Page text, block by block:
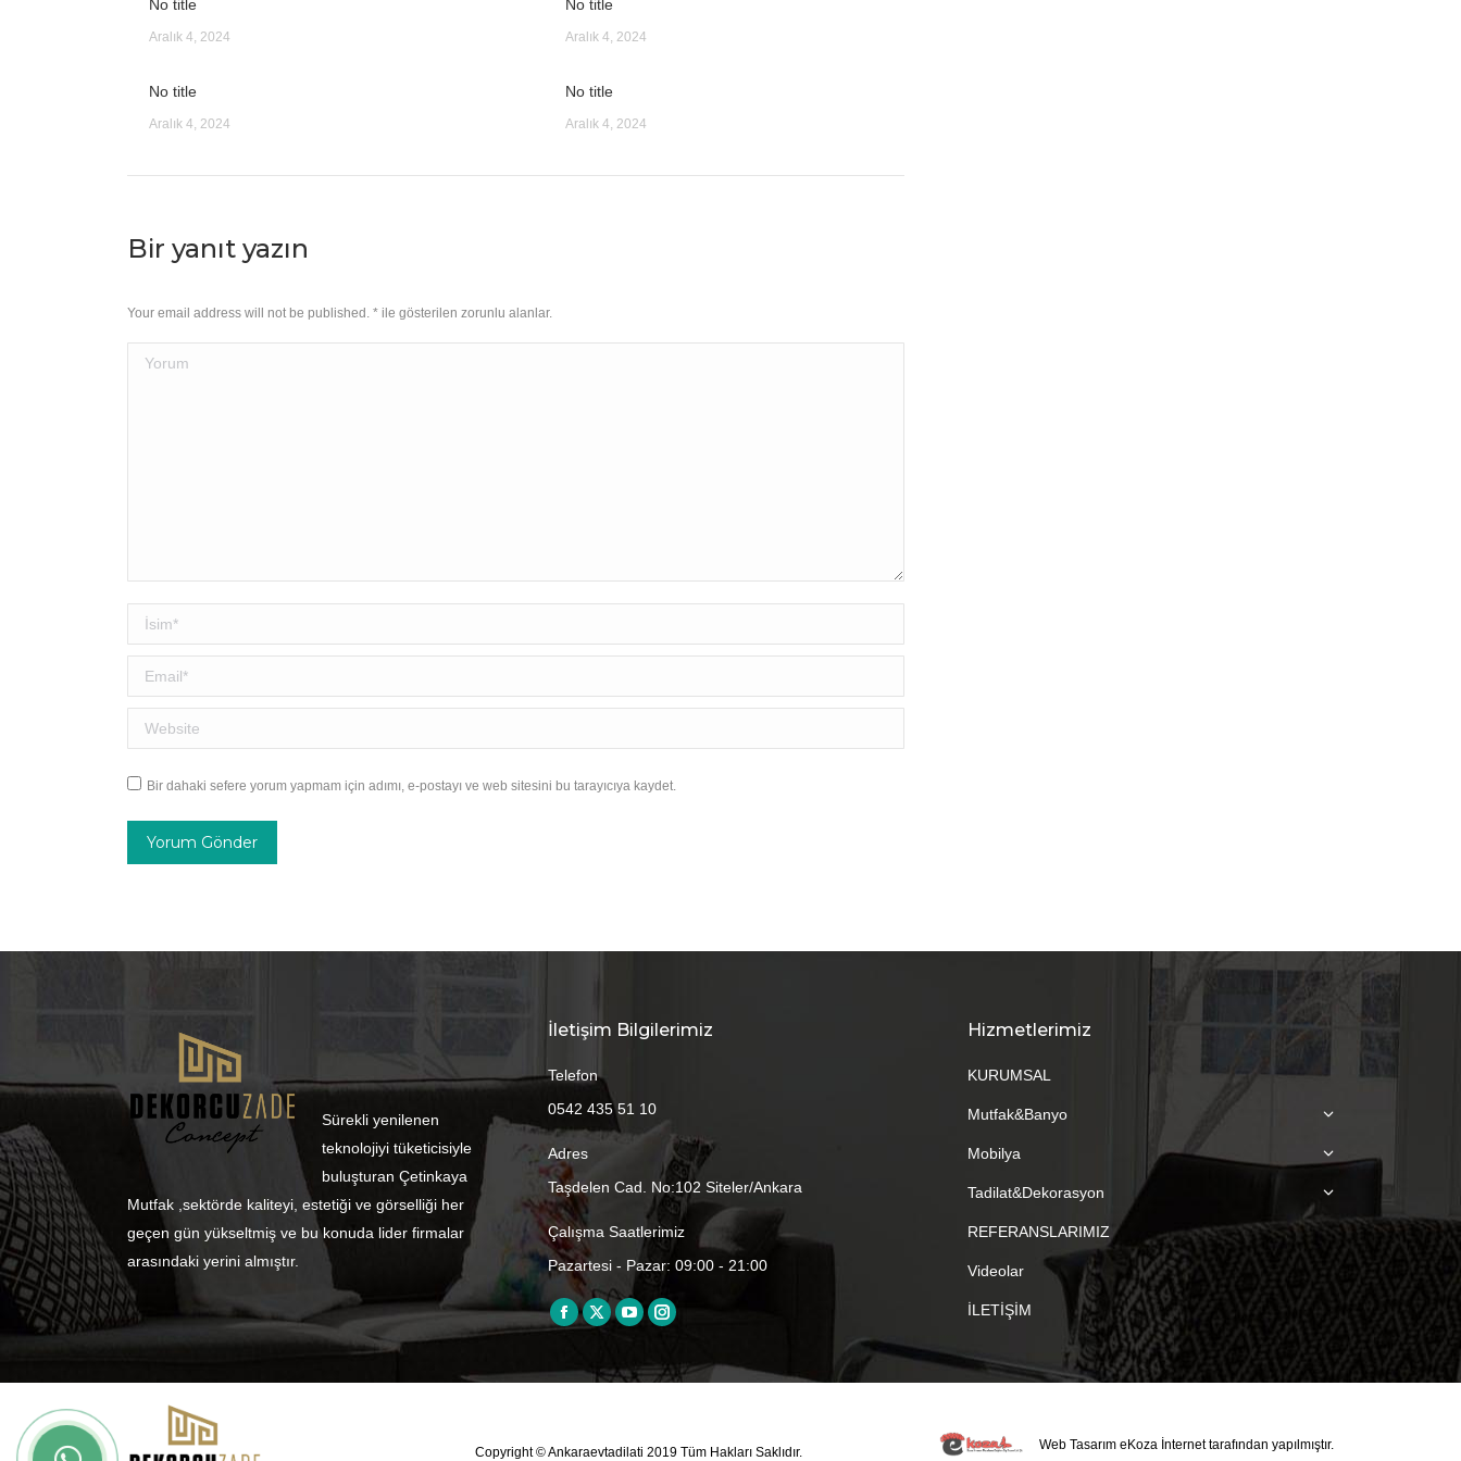
No title
Aralık 4, 2024
No title
Aralık 4, 2024
No title
Aralık 4, 2024
No title
Aralık 4, 2024
Bir yanıt yazın
Your email address will not be published. * ile gösterilen zorunlu alanlar.
Yorum
İsim *
Email *
Website
Bir dahaki sefere yorum yapmam için adımı, e-postayı ve web sitesini bu tarayıcıya kaydet.
Yorum Gönder
Sürekli yenilenen
teknolojiyi tüketicisiyle
buluşturan Çetinkaya
Mutfak ,sektörde kaliteyi, estetiği ve görselliği her
geçen gün yükseltmiş ve bu konuda lider firmalar
arasındaki yerini almıştır.
İletişim Bilgilerimiz
Telefon
0542 435 51 10
Adres
Taşdelen Cad. No:102 Siteler/Ankara
Çalışma Saatlerimiz
Pazartesi - Pazar: 09:00 - 21:00
Find us on:
Facebook
opens
X
opens
YouTube
opens
Instagram
opens
Hizmetlerimiz
KURUMSAL
Mutfak&Banyo
Mobilya
Tadilat&Dekorasyon
REFERANSLARIMIZ
Videolar
İLETİŞİM
Copyright © Ankaraevtadilati 2019 Tüm Hakları Saklıdır. Web Tasarım eKoza İnternet tarafından yapılmıştır.